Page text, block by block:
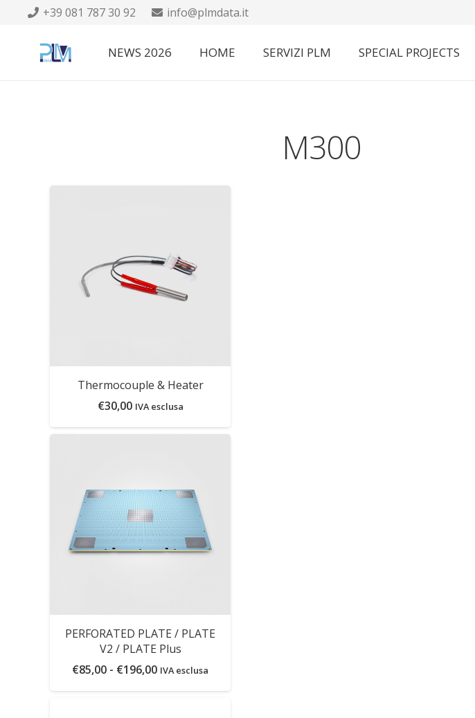
+39 081 787 30 92 info@plmdata.it
NEWS 2026 HOME SERVIZI PLM SPECIAL PROJECTS
M300
Thermocouple & Heater
€30,00 IVA esclusa
PERFORATED PLATE / PLATE
V2 / PLATE Plus
€85,00 - €196,00Fascia
di
IVA esclusa